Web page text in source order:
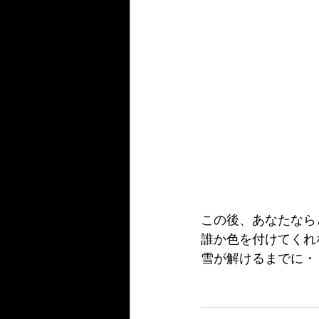
この後、あなたなら
誰か色を付けてくれ
雪が解けるまでに・